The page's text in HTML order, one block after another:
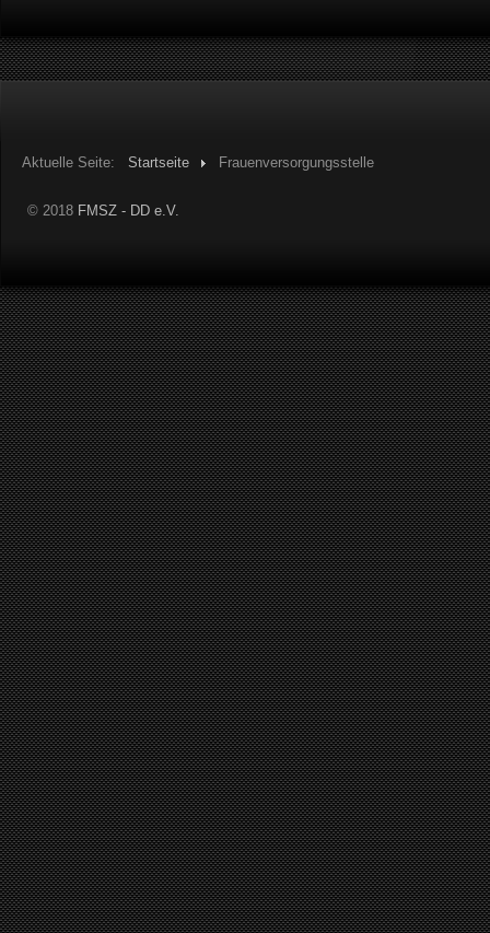
Aktuelle Seite: Startseite Frauenversorgungsstelle
© 2018 FMSZ - DD e.V.